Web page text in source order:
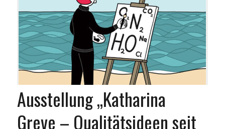
Ausstellung „Katharina
Greve – Qualitätsideen seit